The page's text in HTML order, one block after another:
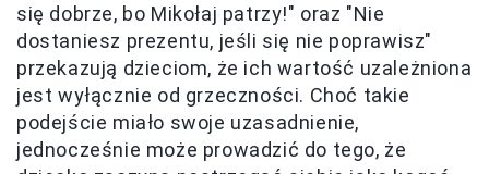
się dobrze, bo Mikołaj patrzy!" oraz "Nie
dostaniesz prezentu, jeśli się nie poprawisz"
przekazują dzieciom, że ich wartość uzależniona
jest wyłącznie od grzeczności. Choć takie
podejście miało swoje uzasadnienie,
jednocześnie może prowadzić do tego, że